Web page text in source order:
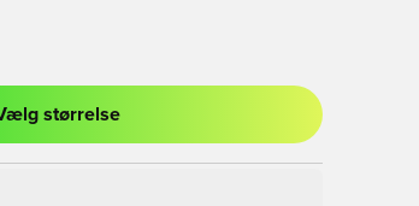
eller tilmelde dig som medlem
størrelse